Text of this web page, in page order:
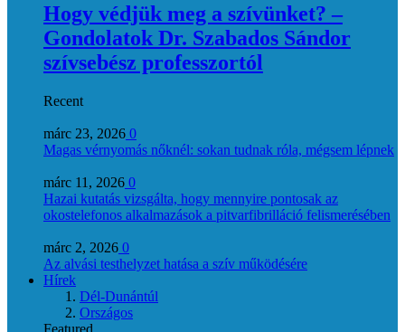
Hogy védjük meg a szívünket? –
Gondolatok Dr. Szabados Sándor
szívsebész professzortól
Recent
márc 23, 2026 0
Magas vérnyomás nőknél: sokan tudnak róla, mégsem lépnek
márc 11, 2026 0
Hazai kutatás vizsgálta, hogy mennyire pontosak az
okostelefonos alkalmazások a pitvarfibrilláció felismerésében
márc 2, 2026 0
Az alvási testhelyzet hatása a szív működésére
Hírek
Dél-Dunántúl
Országos
Featured